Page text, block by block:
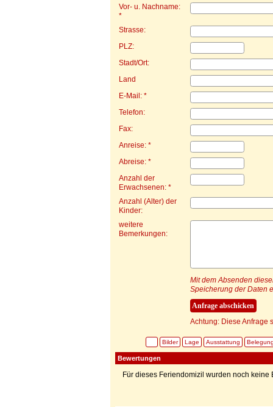
Vor- u. Nachname:
*
Strasse:
PLZ:
Stadt/Ort:
Land
E-Mail: *
Telefon:
Fax:
Anreise: *
Abreise: *
Anzahl der
Erwachsenen: *
Anzahl (Alter) der
Kinder:
weitere
Bemerkungen:
Mit dem Absenden
Speicherung der Daten
Achtung: Diese Anfrage
Bilder Lage Ausstattung
Bewertungen
Für dieses Feriendomizil wurden noch